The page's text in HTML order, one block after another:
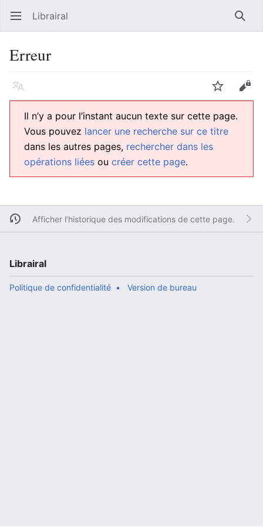
Ouvrir le menu principal Librairal
Erreur
Langue Suivre
Il n’y a pour l’instant aucun texte sur cette page.
Vous pouvez lancer une recherche sur ce titre
dans les autres pages, rechercher dans les
opérations liées ou créer cette page.
Afficher l’historique des modifications de cette page.
Librairal
Politique de confidentialité Version de bureau